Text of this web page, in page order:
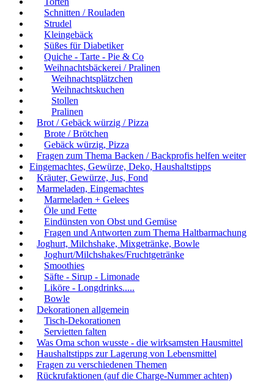
Schnitten / Rouladen
Strudel
Kleingebäck
Süßes für Diabetiker
Quiche - Tarte - Pie & Co
Weihnachtsbäckerei / Pralinen
Weihnachtsplätzchen
Weihnachtskuchen
Stollen
Pralinen
Brot / Gebäck würzig / Pizza
Brote / Brötchen
Gebäck würzig, Pizza
Fragen zum Thema Backen / Backprofis helfen weiter
Eingemachtes, Gewürze, Deko, Haushaltstipps
Kräuter, Gewürze, Jus, Fond
Marmeladen, Eingemachtes
Marmeladen + Gelees
Öle und Fette
Eindünsten von Obst und Gemüse
Fragen und Antworten zum Thema Haltbarmachung
Joghurt, Milchshake, Mixgetränke, Bowle
Joghurt/Milchshakes/Fruchtgetränke
Smoothies
Säfte - Sirup - Limonade
Liköre - Longdrinks.....
Bowle
Dekorationen allgemein
Tisch-Dekorationen
Servietten falten
Was Oma schon wusste - die wirksamsten Hausmittel
Haushaltstipps zur Lagerung von Lebensmittel
Fragen zu verschiedenen Themen
Rückrufaktionen (auf die Charge-Nummer achten)